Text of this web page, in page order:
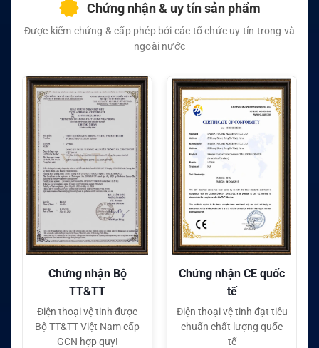
Chứng nhận & uy tín sản phẩm
Được kiểm chứng & cấp phép bởi các tổ chức uy tín trong và
ngoài nước
Chứng nhận CE quốc
tế
Điện thoại vệ tinh đạt tiêu
chuẩn chất lượng quốc
tế
Chứng nhận FC quốc
tế
Điện thoại vệ tinh đạt tiêu
chuẩn chất lượng quốc
tế